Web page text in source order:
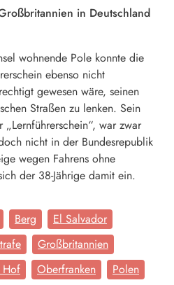
in Deutschland
wohnende Pole konnte die
ebenso nicht
gewesen wäre, seinen
Straßen zu lenken. Sein
war zwar
nicht in der Bundesrepublik
wegen Fahrens ohne
der 38-Jährige damit ein.
Berg
El Salvador
Großbritannien
Hof Oberfranken
Polen